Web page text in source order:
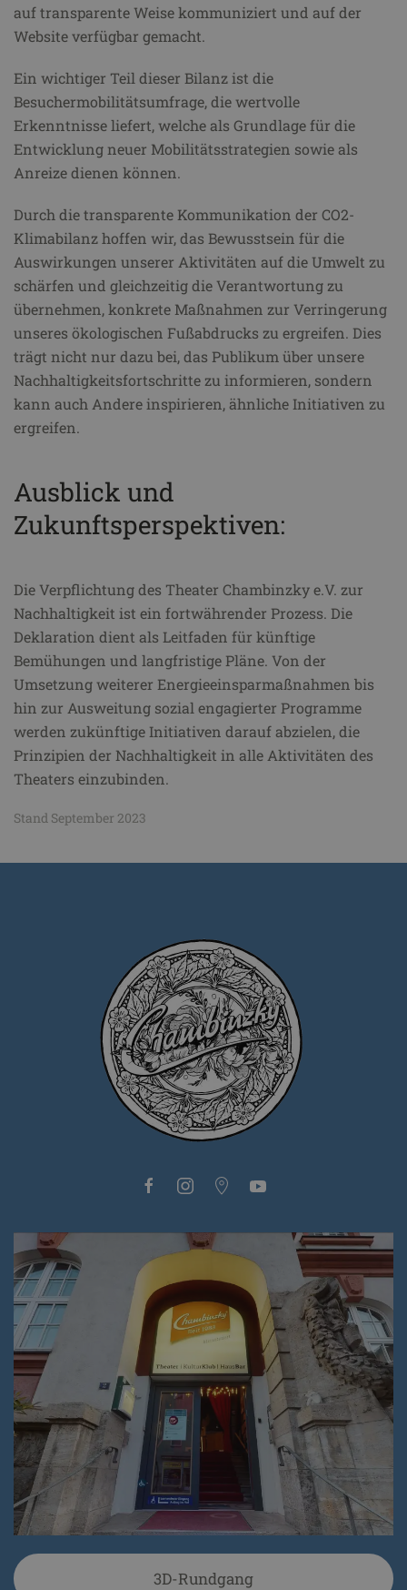
auf transparente Weise kommuniziert und auf der
Website verfügbar gemacht.
Ein wichtiger Teil dieser Bilanz ist die
Besuchermobilitätsumfrage, die wertvolle
Erkenntnisse liefert, welche als Grundlage für die
Entwicklung neuer Mobilitätsstrategien sowie als
Anreize dienen können.
Durch die transparente Kommunikation der CO2-
Klimabilanz hoffen wir, das Bewusstsein für die
Auswirkungen unserer Aktivitäten auf die Umwelt zu
schärfen und gleichzeitig die Verantwortung zu
übernehmen, konkrete Maßnahmen zur Verringerung
unseres ökologischen Fußabdrucks zu ergreifen. Dies
trägt nicht nur dazu bei, das Publikum über unsere
Nachhaltigkeitsfortschritte zu informieren, sondern
kann auch Andere inspirieren, ähnliche Initiativen zu
ergreifen.
Ausblick und
Zukunftsperspektiven:
Die Verpflichtung des Theater Chambinzky e.V. zur
Nachhaltigkeit ist ein fortwährender Prozess. Die
Deklaration dient als Leitfaden für künftige
Bemühungen und langfristige Pläne. Von der
Umsetzung weiterer Energieeinsparmaßnahmen bis
hin zur Ausweitung sozial engagierter Programme
werden zukünftige Initiativen darauf abzielen, die
Prinzipien der Nachhaltigkeit in alle Aktivitäten des
Theaters einzubinden.
Stand September 2023
3D-Rundgang